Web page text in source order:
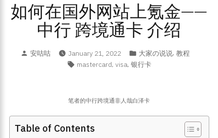
如何在国外网站上氪金——
中行 跨境通卡 介绍
Posted
安咕咕 January 21, 2022
Posted
in
大家の说说, 教程
Tags:
mastercard visa 银行卡
笔者的中行跨境通非人哉白泽卡
Table of Contents